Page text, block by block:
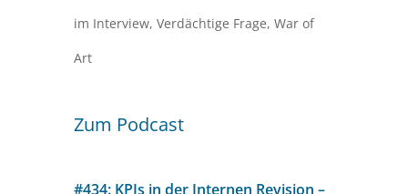
im Interview, Verdächtige Frage, War of
Art
Zum Podcast
#434: KPIs in der Internen Revision –